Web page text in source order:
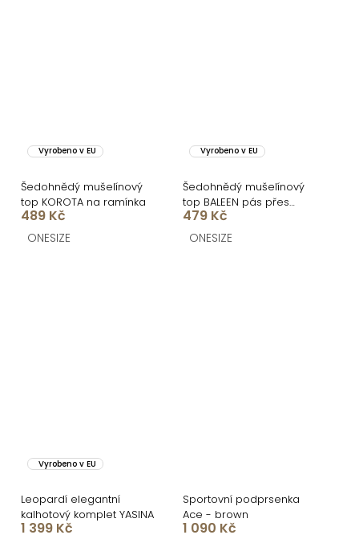
Vyrobeno v EU
Šedohnědý mušelínový
top KOROTA na ramínka
489 Kč
ONESIZE
Vyrobeno v EU
Šedohnědý mušelínový
top BALEEN pás přes
prsa
479 Kč
ONESIZE
Vyrobeno v EU
Leopardí elegantní
kalhotový komplet YASINA
1 399 Kč
Sportovní podprsenka
Ace - brown
1 090 Kč